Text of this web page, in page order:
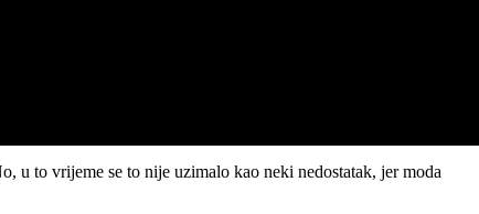
u to vrijeme se to nije uzimalo kao neki nedostatak, jer moda